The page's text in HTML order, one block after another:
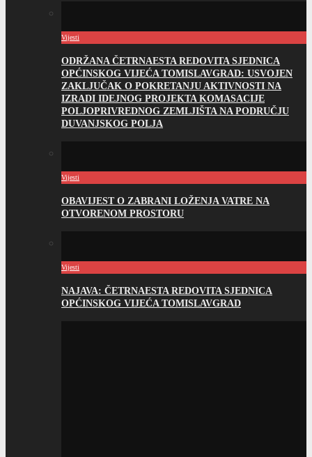
Vijesti
ODRŽANA ČETRNAESTA REDOVITA SJEDNICA
OPĆINSKOG VIJEĆA TOMISLAVGRAD: USVOJEN
ZAKLJUČAK O POKRETANJU AKTIVNOSTI NA
IZRADI IDEJNOG PROJEKTA KOMASACIJE
POLJOPRIVREDNOG ZEMLJIŠTA NA PODRUČJU
DUVANJSKOG POLJA
Vijesti
OBAVIJEST O ZABRANI LOŽENJA VATRE NA
OTVORENOM PROSTORU
Vijesti
NAJAVA: ČETRNAESTA REDOVITA SJEDNICA
OPĆINSKOG VIJEĆA TOMISLAVGRAD